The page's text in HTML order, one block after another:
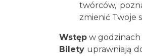
twórców,
zmienić Twoje
Wstęp w godzinach
Bilety uprawniają